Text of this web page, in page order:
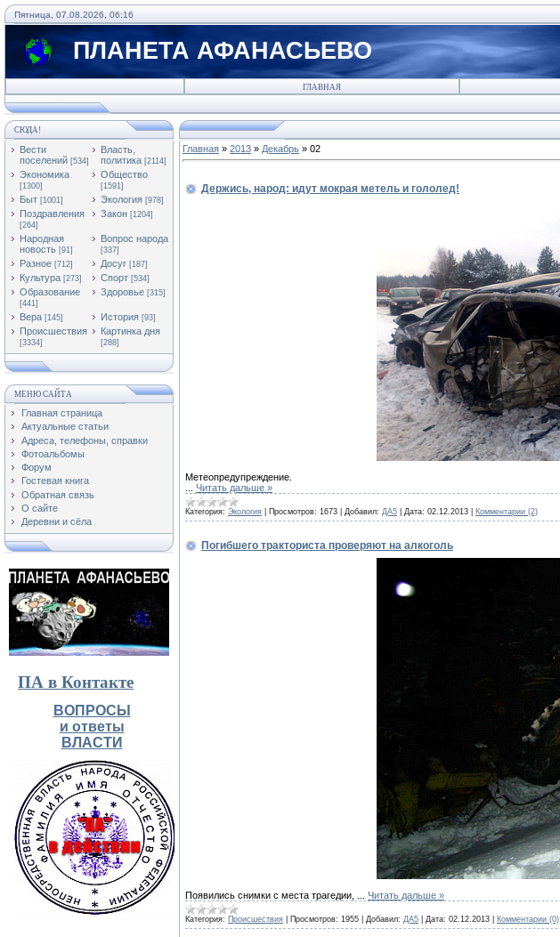
Пятница, 07.08.2026, 06:16
ПЛАНЕТА АФАНАСЬЕВО
ГЛАВНАЯ
СЮДА!
Вести
поселений [534]
Власть,
политика [2114]
Экономика
[1300]
Общество
[1591]
Быт [1001] Экология [978]
Поздравления
[264]
Закон [1204]
Народная
новость [91]
Вопрос народа
[337]
Разное [712] Досуг [187]
Культура [273] Спорт [534]
Образование
[441]
Здоровье [315]
Вера [145] История [93]
Происшествия
[3334]
Картинка дня
[288]
МЕНЮ САЙТА
Главная страница
Актуальные статьи
Адреса, телефоны, справки
Фотоальбомы
Форум
Гостевая книга
Обратная связь
О сайте
Деревни и сёла
ПА в Контакте
ВОПРОСЫ
и ответы
ВЛАСТИ
Главная » 2013 » Декабрь » 02
Держись, народ: идут мокрая метель и гололед!
Метеопредупреждение.
Читать дальше »
Категория: Экология Просмотров: 1673 Добавил: ДА5 Дата: 02.12.2013 Комментарии (2)
Погибшего тракториста проверяют на алкоголь
Появились снимки с места трагедии, Читать дальше »
Категория: Происшествия Просмотров: 1955 Добавил: ДА5 Дата: 02.12.2013 Комментарии (0)